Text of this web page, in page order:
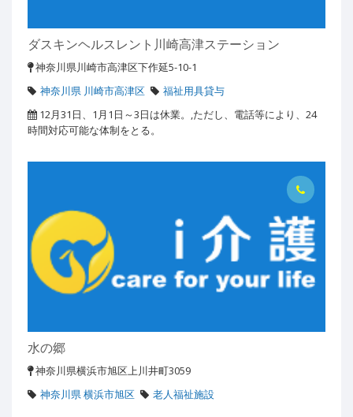
ダスキンヘルスレント川崎高津ステーション
神奈川県川崎市高津区下作延5-10-1
神奈川県 川崎市高津区
福祉用具貸与
12月31日、1月1日～3日は休業。,ただし、電話等により、24
時間対応可能な体制をとる。
水の郷
神奈川県横浜市旭区上川井町3059
神奈川県 横浜市旭区
老人福祉施設